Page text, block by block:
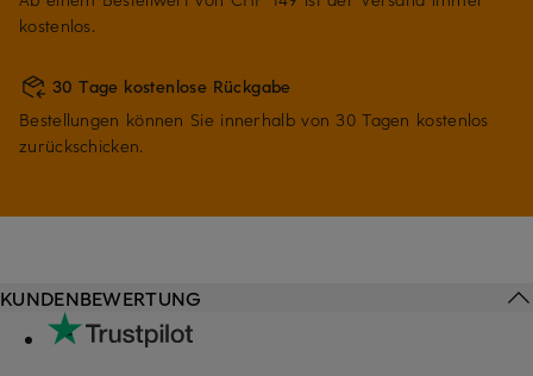
kostenlos.
30 Tage kostenlose Rückgabe
Bestellungen können Sie innerhalb von 30 Tagen kostenlos
zurückschicken.
KUNDENBEWERTUNG